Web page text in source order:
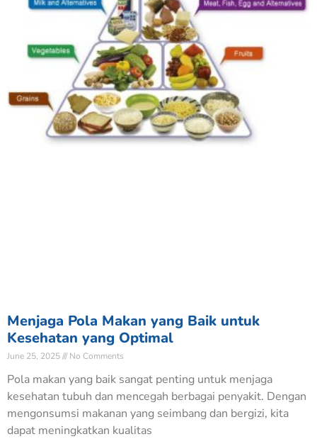
Menjaga Pola Makan yang Baik untuk
Kesehatan yang Optimal
June 25, 2025 No Comments
Pola makan yang baik sangat penting untuk menjaga
kesehatan tubuh dan mencegah berbagai penyakit. Dengan
mengonsumsi makanan yang seimbang dan bergizi, kita
dapat meningkatkan kualitas